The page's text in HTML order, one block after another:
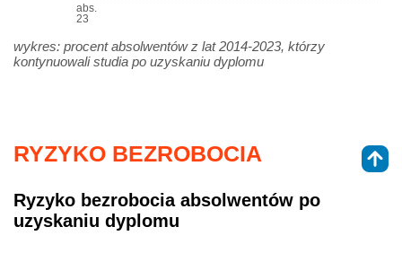
abs.
23
wykres: procent absolwentów z lat 2014-2023, którzy
kontynuowali studia po uzyskaniu dyplomu
RYZYKO BEZROBOCIA
Ryzyko bezrobocia absolwentów po
uzyskaniu dyplomu